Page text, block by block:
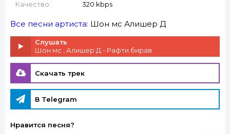
Качество:
320 kbps
Все песни артиста: Шон мс Алишер Д
Слушать
Шон мс , Алишер Д - Рафти бирав
Скачать трек
В Telegram
Нравится песня?